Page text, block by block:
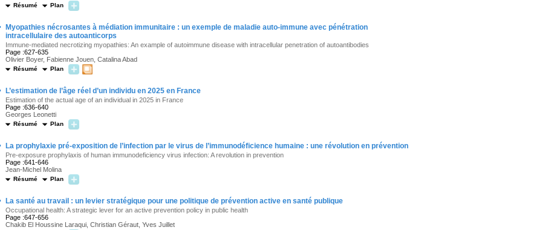
Résumé Plan
Myopathies nécrosantes à médiation immunitaire : un exemple de maladie auto-immune avec pénétration
intracellulaire des autoanticorps
Immune-mediated necrotizing myopathies: An example of autoimmune disease with intracellular penetration of autoantibodies
Page :627-635
Olivier Boyer, Fabienne Jouen, Catalina Abad
Résumé Plan
L’estimation de l’âge réel d’un individu en 2025 en France
Estimation of the actual age of an individual in 2025 in France
Page :636-640
Georges Leonetti
Résumé Plan
La prophylaxie pré-exposition de l’infection par le virus de l’immunodéficience humaine : une révolution en prévention
Pre-exposure prophylaxis of human immunodeficiency virus infection: A revolution in prevention
Page :641-646
Jean-Michel Molina
Résumé Plan
La santé au travail : un levier stratégique pour une politique de prévention active en santé publique
Occupational health: A strategic lever for an active prevention policy in public health
Page :647-656
Chakib El Houssine Laraqui, Christian Géraut, Yves Juillet